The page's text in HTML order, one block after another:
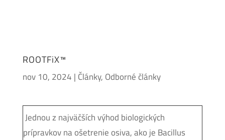
ROOTFiX™
nov 10, 2024 | Články, Odborné články
Jednou z najväčších výhod biologických
prípravkov na ošetrenie osiva, ako je Bacillus